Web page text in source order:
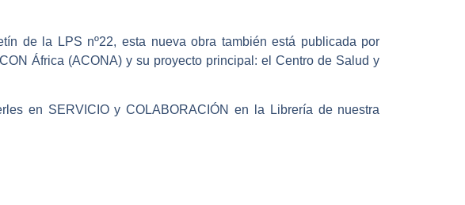
de la LPS nº22, esta nueva obra también está publicada por
África (ACONA) y su proyecto principal: el Centro de Salud y
en SERVICIO y COLABORACIÓN en la Librería de nuestra